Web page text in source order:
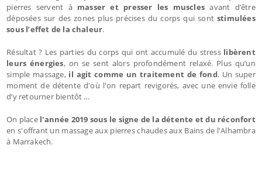
pierres servent à masser et presser les muscles avant d’être
déposées sur des zones plus précises du corps qui sontstimulées
sous l’effet de la chaleur.
Résultat ? Les parties du corps qui ont accumulé du stress libèrent
leurs énergies, on se sent alors profondément relaxé. Plus qu’un
simple massage, il agit comme un traitement de fond. Un super
moment de détente d'où l'on repart revigorés, avec une envie folle
d’y retourner bientôt …
On placel'année 2019 sous le signe de la détente et du réconfort
en s'offrant un massage aux pierres chaudes aux Bains de l'Alhambra
à Marrakech.